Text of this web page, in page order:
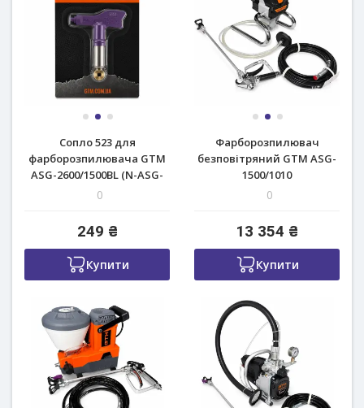
Сопло 523 для
фарборозпилювача GTM
ASG-2600/1500BL (N-ASG-
2600/1500BL)
0
249 ₴
Купити
Фарборозпилювач
безповітряний GTM ASG-
1500/1010
0
13 354 ₴
Купити